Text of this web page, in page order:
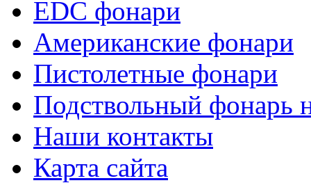
EDC фонари
Американские фонари
Пистолетные фонари
Подствольный фонарь
Наши контакты
Карта сайта